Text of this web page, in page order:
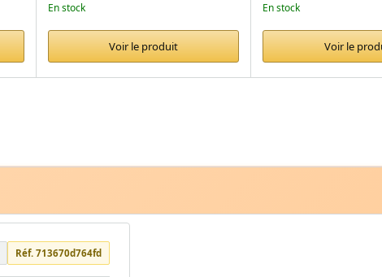
En stock
Voir le produit
En stock
Voir le
Réf. 713670d764fd